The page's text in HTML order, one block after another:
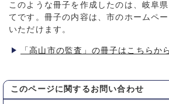
このような冊子を作成したのは、岐阜
てです。冊子の内容は、市のホームペ
いただけます。
「高山市の監査」の冊子はこちらから
このページに関する お問い合わせ